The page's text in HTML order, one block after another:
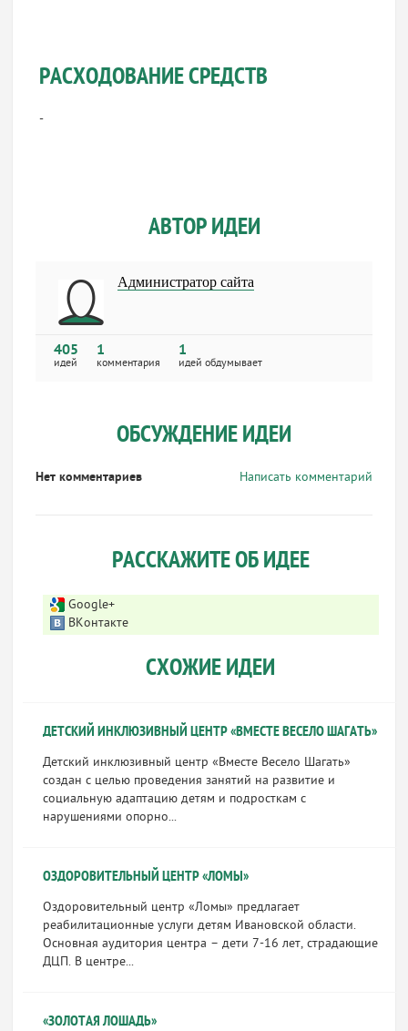
РАСХОДОВАНИЕ СРЕДСТВ
-
АВТОР ИДЕИ
Администратор сайта
405
идей
1
комментария
1
идей обдумывает
ОБСУЖДЕНИЕ ИДЕИ
Написать комментарий
Нет комментариев
РАССКАЖИТЕ ОБ ИДЕЕ
Google+
ВКонтакте
СХОЖИЕ ИДЕИ
ДЕТСКИЙ ИНКЛЮЗИВНЫЙ ЦЕНТР «ВМЕСТЕ ВЕСЕЛО ШАГАТЬ»
Детский инклюзивный центр «Вместе Весело Шагать»
создан с целью проведения занятий на развитие и
социальную адаптацию детям и подросткам с
нарушениями опорно...
ОЗДОРОВИТЕЛЬНЫЙ ЦЕНТР «ЛОМЫ»
Оздоровительный центр «Ломы» предлагает
реабилитационные услуги детям Ивановской области.
Основная аудитория центра – дети 7-16 лет, страдающие
ДЦП. В центре...
«ЗОЛОТАЯ ЛОШАДЬ»